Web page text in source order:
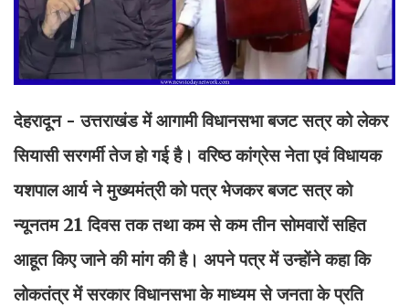
देहरादून - उत्तराखंड में आगामी विधानसभा बजट सत्र को लेकर
सियासी सरगर्मी तेज हो गई है। वरिष्ठ कांग्रेस नेता एवं विधायक
यशपाल आर्य ने मुख्यमंत्री को पत्र भेजकर बजट सत्र को
न्यूनतम 21 दिवस तक तथा कम से कम तीन सोमवारों सहित
आहूत किए जाने की मांग की है। अपने पत्र में उन्होंने कहा कि
लोकतंत्र में सरकार विधानसभा के माध्यम से जनता के प्रति